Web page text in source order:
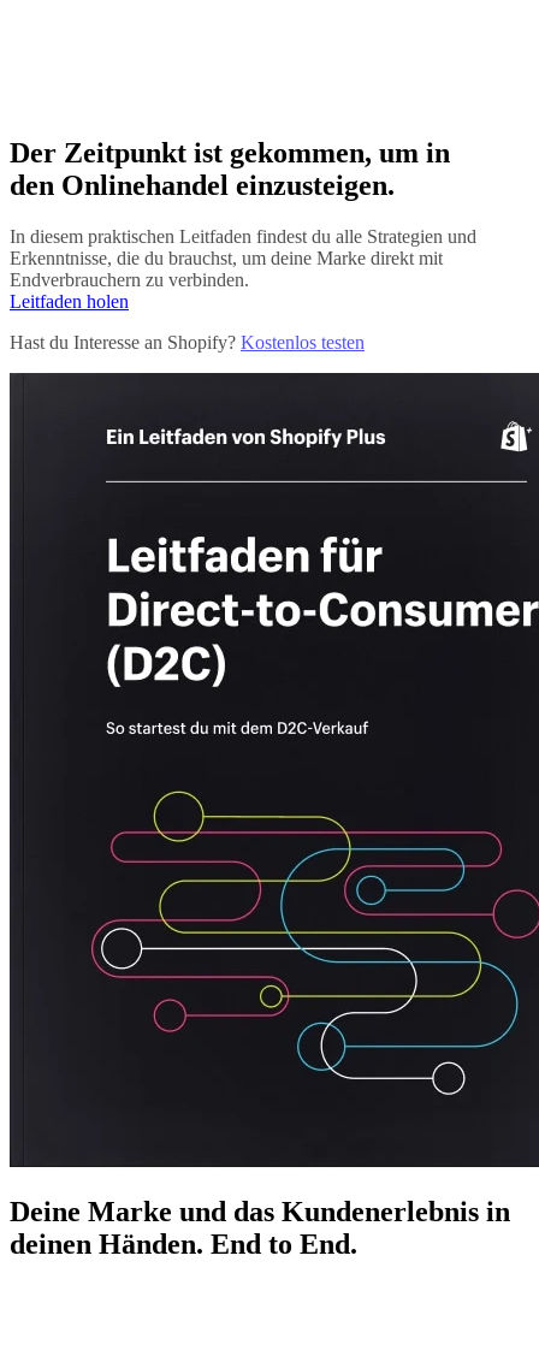
Der Zeitpunkt ist gekommen, um in
den Onlinehandel einzusteigen.
In diesem praktischen Leitfaden findest du alle Strategien und
Erkenntnisse, die du brauchst, um deine Marke direkt mit
Endverbrauchern zu verbinden.
Leitfaden holen
Hast du Interesse an Shopify? Kostenlos testen
Deine Marke und das Kundenerlebnis in
deinen Händen. End to End.